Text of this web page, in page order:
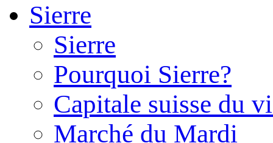
Sierre
Sierre
Pourquoi Sierre?
Capitale suisse du
Marché du Mardi